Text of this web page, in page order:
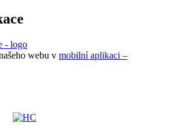
webu v mobilní aplikaci –